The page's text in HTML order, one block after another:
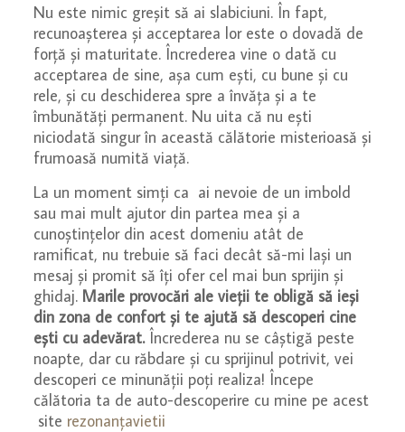
Nu este nimic greșit să ai slabiciuni. În fapt,
recunoașterea și acceptarea lor este o dovadă de
forță și maturitate. Încrederea vine o dată cu
acceptarea de sine, așa cum ești, cu bune și cu
rele, și cu deschiderea spre a învăța și a te
îmbunătăți permanent. Nu uita că nu ești
niciodată singur în această călătorie misterioasă și
frumoasă numită viață.
La un moment simți ca ai nevoie de un imbold
sau mai mult ajutor din partea mea și a
cunoștințelor din acest domeniu atât de
ramificat, nu trebuie să faci decât să-mi lași un
mesaj și promit să îți ofer cel mai bun sprijin și
ghidaj. Marile provocări ale vieții te obligă să ieși
din zona de confort și te ajută să descoperi cine
ești cu adevărat.Încrederea nu se câștigă peste
noapte, dar cu răbdare și cu sprijinul potrivit, vei
descoperi ce minunății poți realiza! Începe
călătoria ta de auto-descoperire cu mine pe acest
site rezonanțavietii